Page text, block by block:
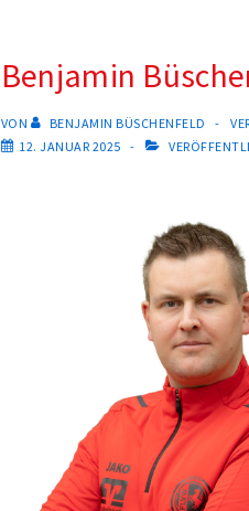
Benjamin
VON BENJAMIN BÜSCHENFELD
12. JANUAR 2025